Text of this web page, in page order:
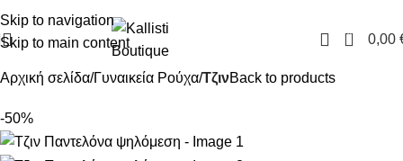
Skip to navigation
Skip to main content
0 0,00
Αρχική σελίδα Γυναικεία Ρούχα ΤζινBack to products
-50%